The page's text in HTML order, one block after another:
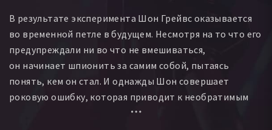
В результате эксперимента Шон Грейвс оказывается
во временной петле в будущем. Несмотря на то что его
предупреждали ни во что не вмешиваться,
он начинает шпионить за самим собой, пытаясь
понять, кем он стал. И однажды Шон совершает
роковую ошибку, которая приводит к необратимым